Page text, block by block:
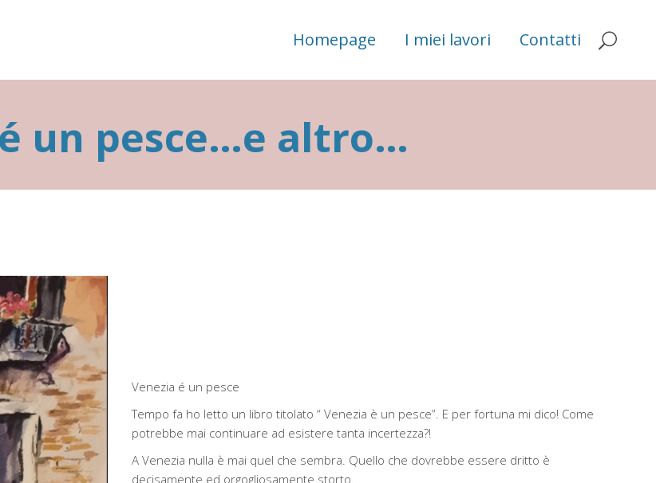
Homepage I miei lavori Contatti
un pesce…e altro…
Venezia é un pesce
Tempo fa ho letto un libro titolato “ Venezia è un pesce”. E per fortuna mi dico! Come
potrebbe mai continuare ad esistere tanta incertezza?!
A Venezia nulla è mai quel che sembra. Quello che dovrebbe essere dritto è
decisamente ed orgogliosamente storto.